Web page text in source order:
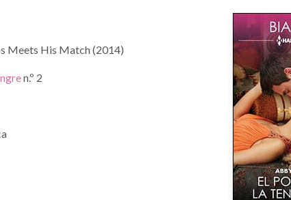
Meets His Match (2014)
n.º 2